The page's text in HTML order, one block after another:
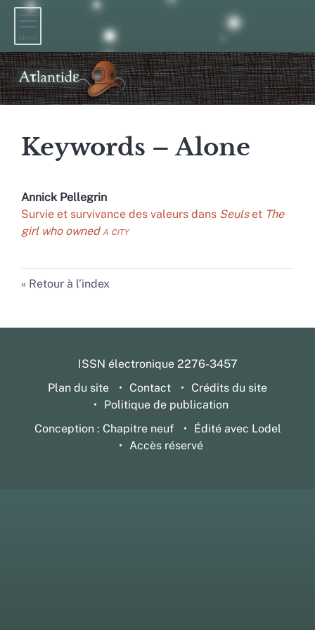
Menu
Keywords – Alone
Annick Pellegrin
Survie et survivance des valeurs dans Seulset The
girl who owneda city
Retour à l’index
ISSN électronique 2276-3457
Plan du site
Contact
Crédits du site
Politique de publication
Conception : Chapitre neuf
Édité avec Lodel
Accès réservé